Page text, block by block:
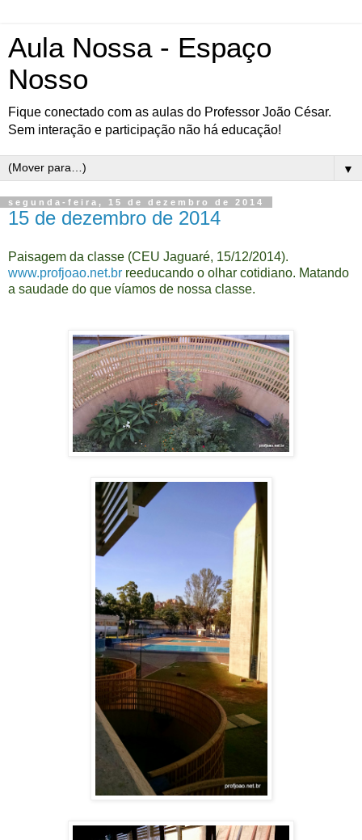
Aula Nossa - Espaço
Nosso
Fique conectado com as aulas do Professor João César.
Sem interação e participação não há educação!
▼
segunda-feira, 15 de dezembro de 2014
15 de dezembro de 2014
Paisagem da classe (CEU Jaguaré, 15/12/2014).
www.profjoao.net.br reeducando o olhar cotidiano. Matando
a saudade do que víamos de nossa classe.